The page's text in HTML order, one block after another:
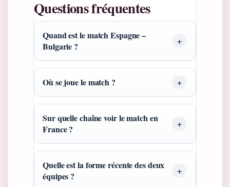
Questions fréquentes
Quand est le match Espagne –
Bulgarie ?
Où se joue le match ?
Sur quelle chaîne voir le match en
France ?
Quelle est la forme récente des deux
équipes ?